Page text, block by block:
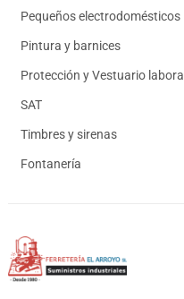
Pequeños electrodomésticos
Pintura y barnices
Protección y Vestuario laboral
SAT
Timbres y sirenas
Fontanería